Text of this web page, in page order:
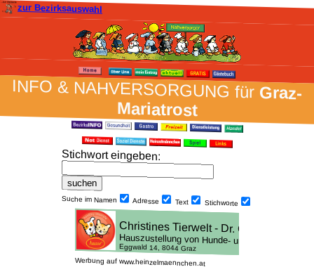
zur Bezirksauswahl
INFO & NAH­VER­SORG­UNG fürGraz-
Mariatrost
Stich­wort ein­geben:
Suche im Namen Adresse Text Stich­worte
Werbung auf www.heinzelmaennchen.at